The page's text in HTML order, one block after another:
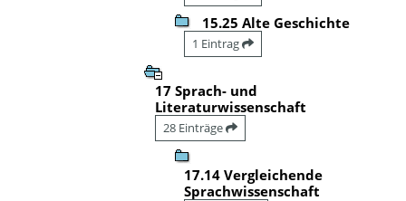
15.25 Alte Geschichte
1 Eintrag
17 Sprach- und
Literaturwissenschaft
28 Einträge
17.14 Vergleichende
Sprachwissenschaft